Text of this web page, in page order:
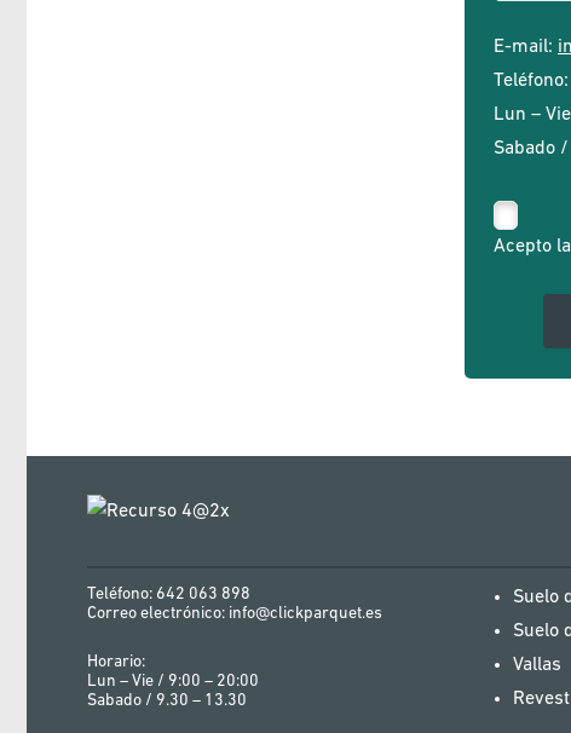
E-mail:
Teléfono:
Lun –
Sabado
Acepto la
Teléfono: 642 063 898
Correo electrónico: info@clickparquet.es
Horario:
Lun – Vie / 9:00 – 20:00
Sabado / 9.30 – 13.30
Suelo
Suelo
Vallas